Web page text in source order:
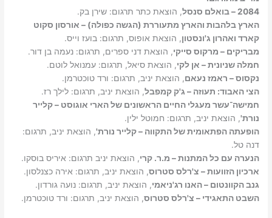
2084 – בואלם סנסל
, הוצאת כתר תרגום: שירן בק.
הארץ בלהבות והארץ מתעוררת (הגשה כפולה) – אורסון סקוט
קארד ואהרון ג'ונסטון, הוצאת אופוס, תרגום: בועז וייס.
מבריקים – מרקוס סייקי, הוצאת דני ספרים, תרגום: נעמה בן דור.
חמלה שניונית – אן לקי, הוצאת סיאל, תרגום: עמנואל לוטם.
נקסוס – ראמז נעאם, הוצאת יניב, תרגום: ורד טוכטרמן.
הצי האבוד: תעוזה – ג'ק קמפבל, הוצאת יניב, תרגום: לילך רז.
חמישה־עשר מעגלי החיים הראשונים של הארי אוגוסט – קלייר
נורת', הוצאת יניב, תרגום: חמוטל ילין.
הופעתה הפתאומית של התקווה – קלייר נורת', הוצאת יניב, תרגום:
דנה טל.
הנערה עם כל המתנות – מ.ר. קרי, הוצאת יניב תרגום: איריס בוסקו.
ארכיון הזוועות – צ'רלס סטרוס, הוצאת יניב, תרגום: אירה כצנלסון.
גנב הקוונטום – האנו רג'ניאמי, הוצאת יניב, תרגום: נועה גורדון.
השבט התאגידי – צ'רלס סטרוס, הוצאת יניב, תרגום: ורד טוכטרמן.